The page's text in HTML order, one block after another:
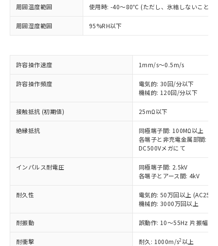
周囲温度範囲 使用時: -40～80℃ (ただし、氷結しないこと）
周囲湿度範囲 95%RH以下
許容操作速度 1mm/s～0.5m/s
許容操作頻度
電気的: 30回/分以下
機械的: 120回/分以下
接触抵抗 (初期値) 25mΩ以下
絶縁抵抗
同極端子間: 100MΩ以上
各端子と非充電金属部間:
DC500Vメガにて
インパルス耐電圧
同極端子間: 2.5kV
各端子とアース間: 4kV
耐久性
電気的: 50万回以上
機械的: 3000万回以上
耐振動 誤動作: 10～55Hz 片振幅
耐衝撃 耐久: 1000m/s2以上
ご利用条件
以下の条件をお読みいただき、同意のうえ
本サービスは、当社制御機器事業取扱
商品の当社在庫状況および標準価格
(税抜)を提供させていただくもので
当社制御機器事業取扱商品の中には、
本サービスの対象外となる商品もある
在庫状況および標準価格照会結果は、
対応済み：EU RoHS指令（10物質）の
非含有に対応した製品が提供可能な商品で
す。
対応予定：EU RoHS指令（10物質）の非含
有に対応した製品に切り替える予定のある
商品です。
対応予定なし：EU RoHS指令（10物質）の
非含有に非対応の商品で、対応品を出す予
調査・確認中：EU RoHS指令（10物質）の
非含有の対応状況を調査中または確認中の
害物質有無と関係のない商品です。
いたものが、含有品と判明した場合などや
むを得ず変更することがあります。
※1 中国RoHS○×表
「○」：最大均質材料含有率が中国RoHSの
基準値以下であることを示します。
「×」：最大均質材料含有率が中国RoHSの
基準値を超えていることを示します。
当社は、これら貴社製品のうち、外国
為替および外国貿易法に定める商品
（以下｢規制貨物等」という）を輸出